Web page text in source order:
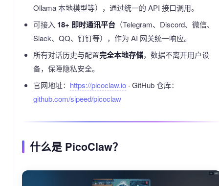
Ollama 本地模型等），通过统一的 API 接口调用。
可接入 18+ 即时通讯平台（Telegram、Discord、微信、
Slack、QQ、钉钉等），作为 AI 网关统一响应。
所有对话历史与配置完全本地存储，数据不离开用户设
备，保障隐私安全。
官网地址： https://picoclaw.io· GitHub 仓库：
github.com/sipeed/picoclaw
什么是 PicoClaw？